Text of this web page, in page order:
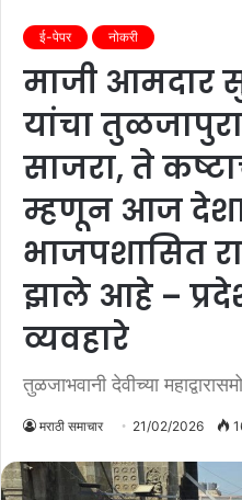
ई-पेपर नोकरी
माजी आमदार
यांचा
साजरा, ते
म्हणून आज
भाजपशासित
झाले आहे –
व्यवहारे
तुळजाभवानी देवीच्या
मराठी समाचार 21/02/2026